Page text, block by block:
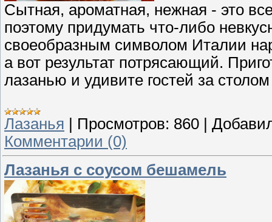
Сытная, ароматная, нежная - это
поэтому придумать что-либо
своеобразным символом Италии
а вот результат потрясающий.
лазанью и удивите гостей за столом
Лазанья | Просмотров: 860 |
Комментарии (0)
Лазанья с соусом бешамель